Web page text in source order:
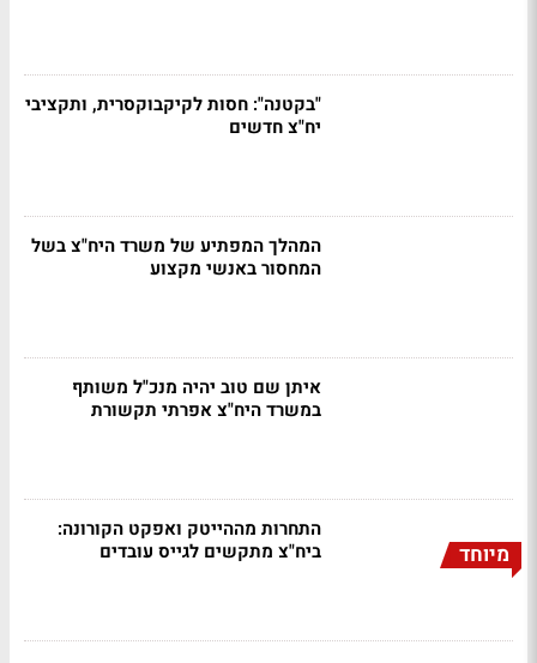
"בקטנה": חסות לקיקבוקסרית, ותקציבי
יח"צ חדשים
המהלך המפתיע של משרד היח"צ בשל
המחסור באנשי מקצוע
איתן שם טוב יהיה מנכ"ל משותף
במשרד היח"צ אפרתי תקשורת
מיוחד
התחרות מההייטק ואפקט הקורונה:
ביח"צ מתקשים לגייס עובדים